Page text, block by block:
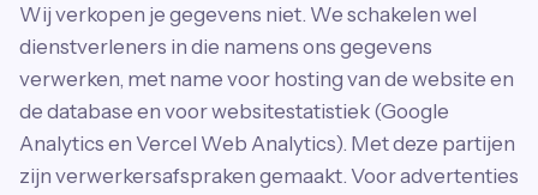
Wij verkopen je gegevens niet. We schakelen wel
dienstverleners in die namens ons gegevens
verwerken, met name voor hosting van de website en
de database en voor websitestatistiek (Google
Analytics en Vercel Web Analytics). Met deze partijen
zijn verwerkersafspraken gemaakt. Voor advertenties